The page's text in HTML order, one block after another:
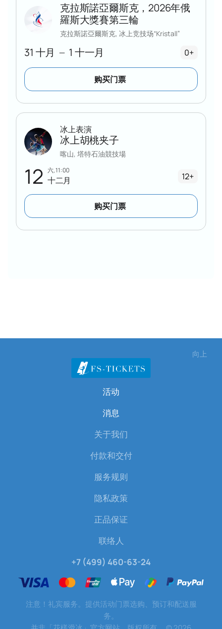
31 十月 — 1 十一月
克拉斯諾亞爾斯克，2026年俄
羅斯大獎賽第三輪
克拉斯諾亞爾斯克, 冰上竞技场“Kristall”
0+
购买门票
12 六, 11:00
十二月
冰上表演
冰上胡桃夹子
喀山, 塔特石油競技場
12+
购买门票
向上
活动
消息
关于我们
付款和交付
服务规则
隐私政策
正品保证
联络人
+7 (499) 460-63-24
注意！礼宾服务。提供活动门票选购、预订和配送服
务。